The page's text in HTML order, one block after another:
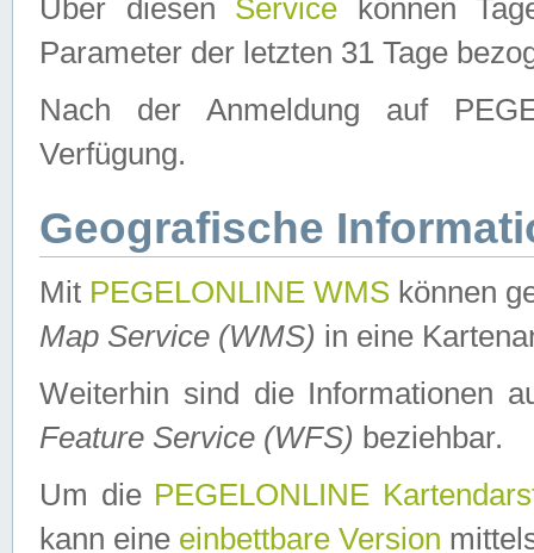
Über diesen Service können
Parameter der letzten 31 Tage
Nach der Anmeldung auf
Verfügung.
Geografische
Mit PEGELONLINE WMS können
Map Service (WMS) in eine
Weiterhin sind die Informationen
Feature Service (WFS) beziehbar.
Um die PEGELONLINE
kann eine einbettbare Version